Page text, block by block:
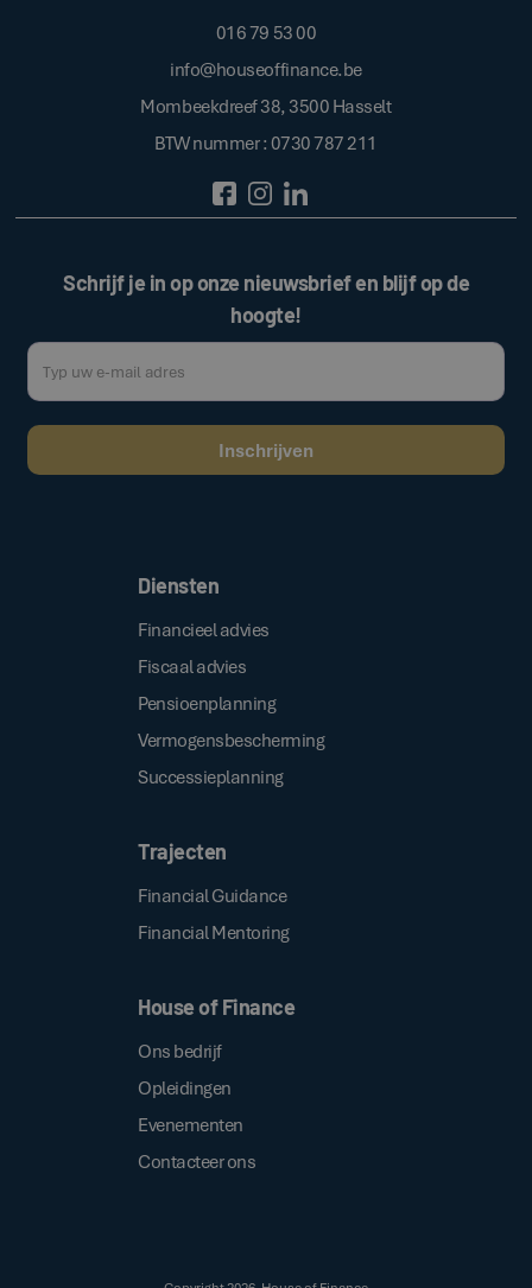
016 79 53 00
info@houseoffinance.be
Mombeekdreef 38, 3500 Hasselt
BTW nummer : 0730 787 211
Schrijf je in op onze nieuwsbrief en blijf op de
hoogte!
Diensten
Financieel advies
Fiscaal advies
Pensioenplanning
Vermogensbescherming
Successieplanning
Trajecten
Financial Guidance
Financial Mentoring
House of Finance
Ons bedrijf
Opleidingen
Evenementen
Contacteer ons